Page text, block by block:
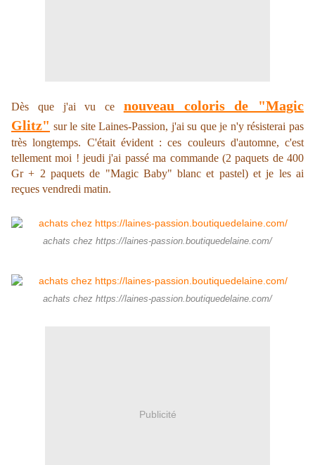
Dès que j'ai vu ce nouveau coloris de "Magic
Glitz" sur le site Laines-Passion, j'ai su que je n'y résisterai pas
très longtemps. C'était évident : ces couleurs d'automne, c'est
tellement moi ! jeudi j'ai passé ma commande (2 paquets de 400
Gr + 2 paquets de "Magic Baby" blanc et pastel) et je les ai
reçues vendredi matin.
achats chez https://laines-passion.boutiquedelaine.com/
achats chez https://laines-passion.boutiquedelaine.com/
Publicité